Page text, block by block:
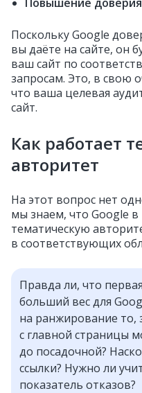
Поскольку Google
вы даёте на сайте, он
ваш сайт по
запросам. Это, в свою
что ваша целевая
сайт.
Как работает
авторитет
На этот вопрос нет
мы знаем, что Google
тематическую
в соответствующих
Правда ли, что
больший вес для
на ранжирование то,
с главной страницы
до посадочной?
ссылки? Нужно ли
показатель отказов?